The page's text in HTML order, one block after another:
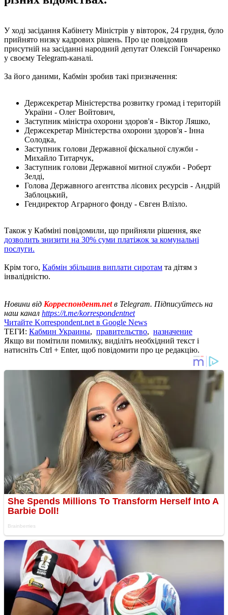
У ході засідання Кабінету Міністрів у вівторок, 24 грудня, було
прийнято низку кадрових рішень. Про це повідомив
присутній на засіданні народний депутат Олексій Гончаренко
у своєму Telegram-каналі.
За його даними, Кабмін зробив такі призначення:
Держсекретар Міністерства розвитку громад і територій
України - Олег Войтович,
Заступник міністра охорони здоров'я - Віктор Ляшко,
Держсекретар Міністерства охорони здоров'я - Інна
Солодка,
Заступник голови Державної фіскальної служби -
Михайло Титарчук,
Заступник голови Державної митної служби - Роберт
Зелді,
Голова Державного агентства лісових ресурсів - Андрій
Заблоцький,
Гендиректор Аграрного фонду - Євген Влізло.
Також у Кабміні повідомили, що прийняли рішення, яке
дозволить знизити на 30% суми платіжок за комунальні
послуги.
Крім того, Кабмін збільшив виплати сиротам та дітям з
інвалідністю.
Новини від Корреспондент.netв Telegram. Підписуйтесь на
наш канал https://t.me/korrespondentnet
Читайте Korrespondent.net в Google News
ТЕГИ: Кабмин Украины, правительство, назначение
Якщо ви помітили помилку, виділіть необхідний текст і
натисніть Ctrl + Enter, щоб повідомити про це редакцію.